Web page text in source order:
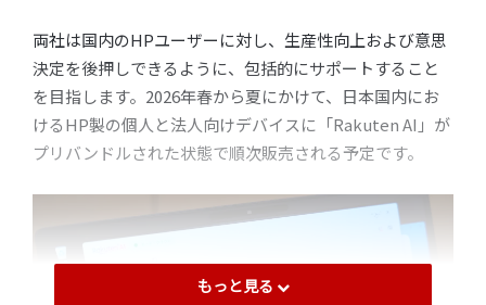
両社は国内のHPユーザーに対し、生産性向上および意思
決定を後押しできるように、包括的にサポートすること
を目指します。2026年春から夏にかけて、日本国内にお
けるHP製の個人と法人向けデバイスに「Rakuten AI」が
プリバンドルされた状態で順次販売される予定です。
もっと見る